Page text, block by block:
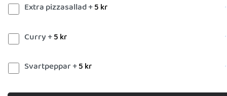
Extra pizzasallad +5 kr
Curry +5 kr
Svartpeppar +5 kr